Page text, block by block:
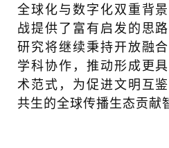
全球化与数字化双重背
战提供了富有启发的思
研究将继续秉持开放融
学科协作，推动形成更
术范式，为促进文明互
共生的全球传播生态贡献